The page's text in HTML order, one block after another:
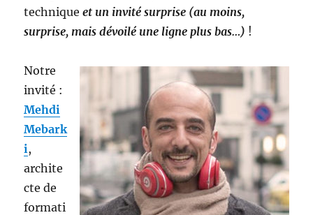
techniqueet un invité surprise (au moins,
surprise, mais dévoilé une ligne plus bas…) !
Notre
invité :
Mehdi
Mebark
i ,
archite
cte de
formati